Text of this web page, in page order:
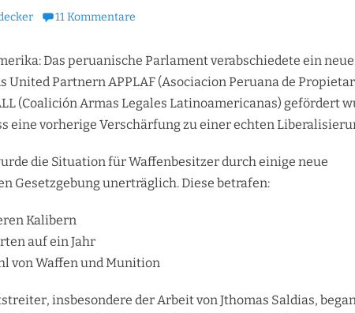
11 Kommentare
Das peruanische Parlament verabschiedete ein
United Partnern APPLAF (Asociacion Peruana de
(Coalición Armas Legales Latinoamericanas) gefördert
eine vorherige Verschärfung zu einer echten
die Situation für Waffenbesitzer durch einige neue
Gesetzgebung unerträglich. Diese betrafen:
Kalibern
auf ein Jahr
von Waffen und Munition
insbesondere der Arbeit von Jthomas Saldias,